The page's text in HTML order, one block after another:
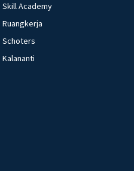
Skill Academy
Ruangkerja
Schoters
Kalananti